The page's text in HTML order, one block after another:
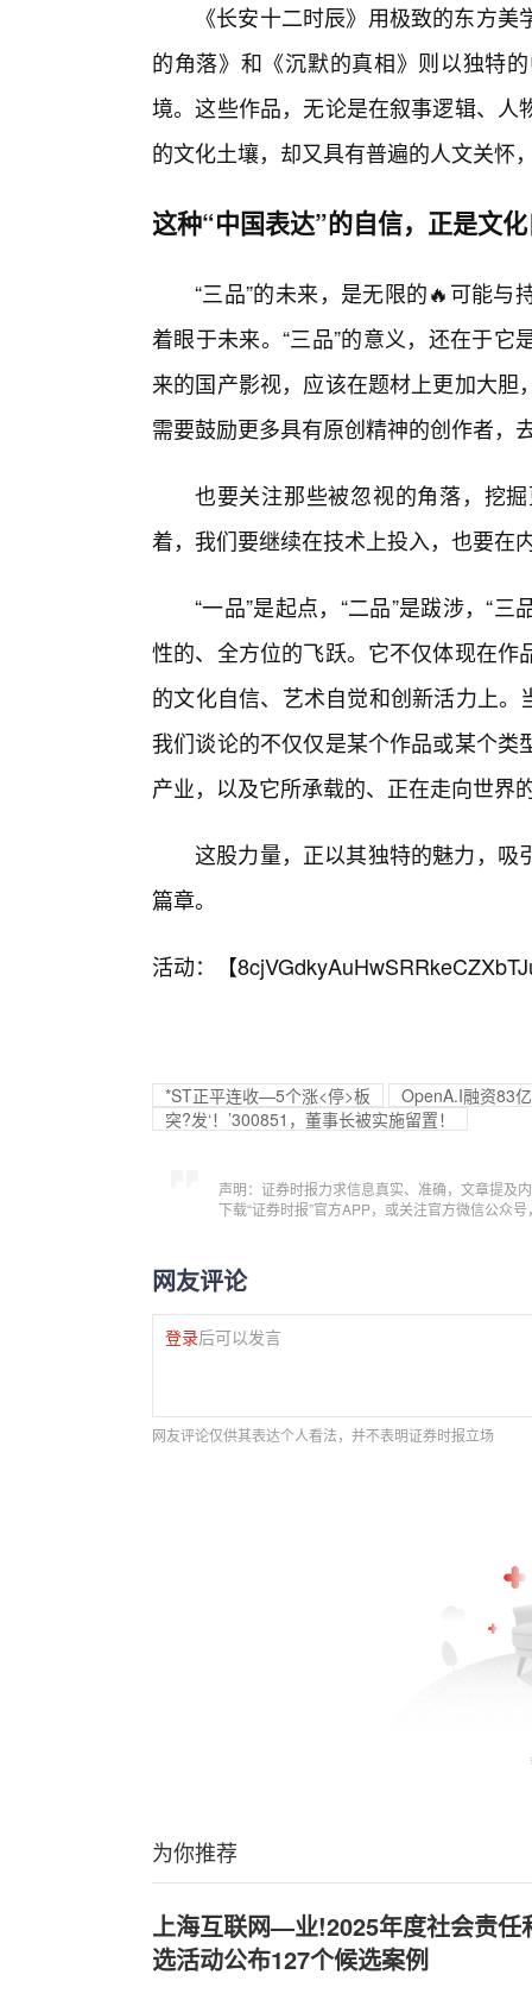
《长安十二时辰》用极致的东方
的角落》和《沉默的真相》则以独特
境。这些作品，无论是在叙事逻辑、
的文化土壤，却又具有普遍的人文关怀
这种“中国表达”的自信，正是文
“三品”的未来，是无限的🔥可能
着眼于未来。“三品”的意义，还在于
来的国产影视，应该在题材上更加大
需要鼓励更多具有原创精神的创作者，
也要关注那些被忽视的角落，挖
着，我们要继续在技术上投入，也要在
“一品”是起点，“二品”是跋涉，“
性的、全方位的飞跃。它不仅体现在
的文化自信、艺术自觉和创新活力上
我们谈论的不仅仅是某个作品或某个
产业，以及它所承载的、正在走向世界
这股力量，正以其独特的魅力，吸
篇章。
活动：【
*ST正平连收—5个涨<停>板
OpenA.I融资83
突?发‘！’300851，董事长被实施留置！
声明：证券时报力求信息真实、准确，文章提及
下载“证券时报”官方APP，或关注官方微信公众
网友评论
登录后可以发言
网友评论仅供其表达个人看法，并不表明证券时报立场
为你推荐
上海互联网—业!2025年度社会责任
选活动公布127个候选案例